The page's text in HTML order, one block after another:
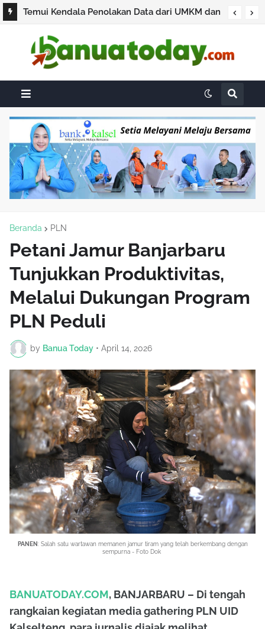
Temui Kendala Penolakan Data dari UMKM dan
Bukan untuk Pajak
Beranda PLN
Petani Jamur Banjarbaru
Tunjukkan Produktivitas,
Melalui Dukungan Program
PLN Peduli
by Banua Today • April 14, 2026
PANEN: Salah satu wartawan memanen jamur tiram yang telah berkembang dengan
sempurna - Foto Dok
BANUATODAY.COM, BANJARBARU – Di tengah
rangkaian kegiatan media gathering PLN UID